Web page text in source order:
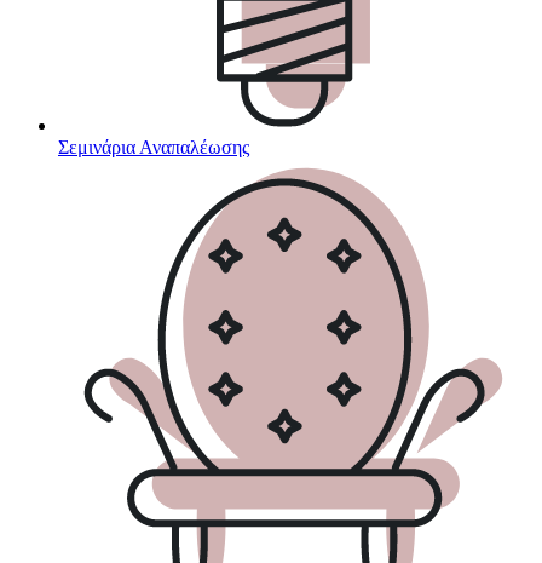
Σεμινάρια Αναπαλέωσης